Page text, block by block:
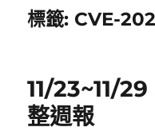
標籤: CVE-
11/23~11/
整週報